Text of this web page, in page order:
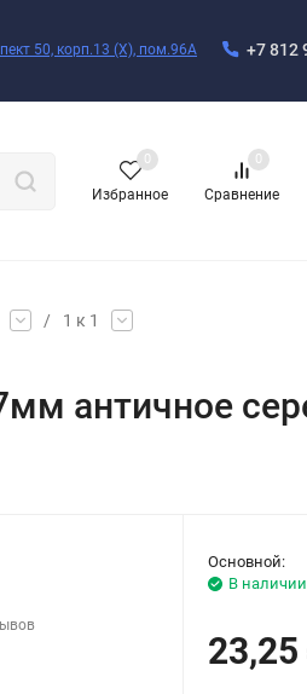
50, корп.13 (X), пом.96А +7 812
Избранное
0
Сравнение
0
/
1 к 1
античное
Основной:
В
23,25